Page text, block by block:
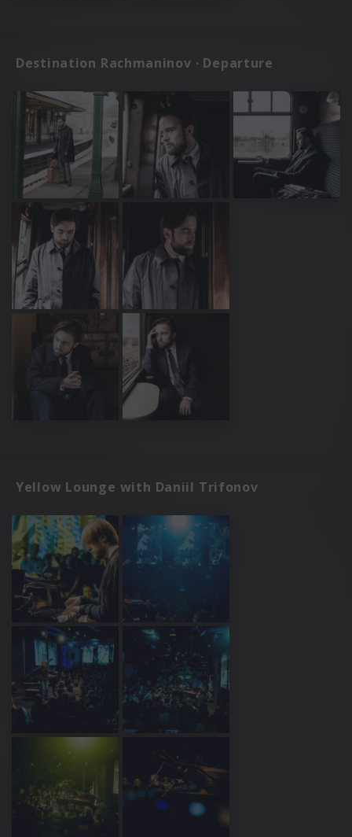
Destination Rachmaninov · Departure
Yellow Lounge with Daniil Trifonov